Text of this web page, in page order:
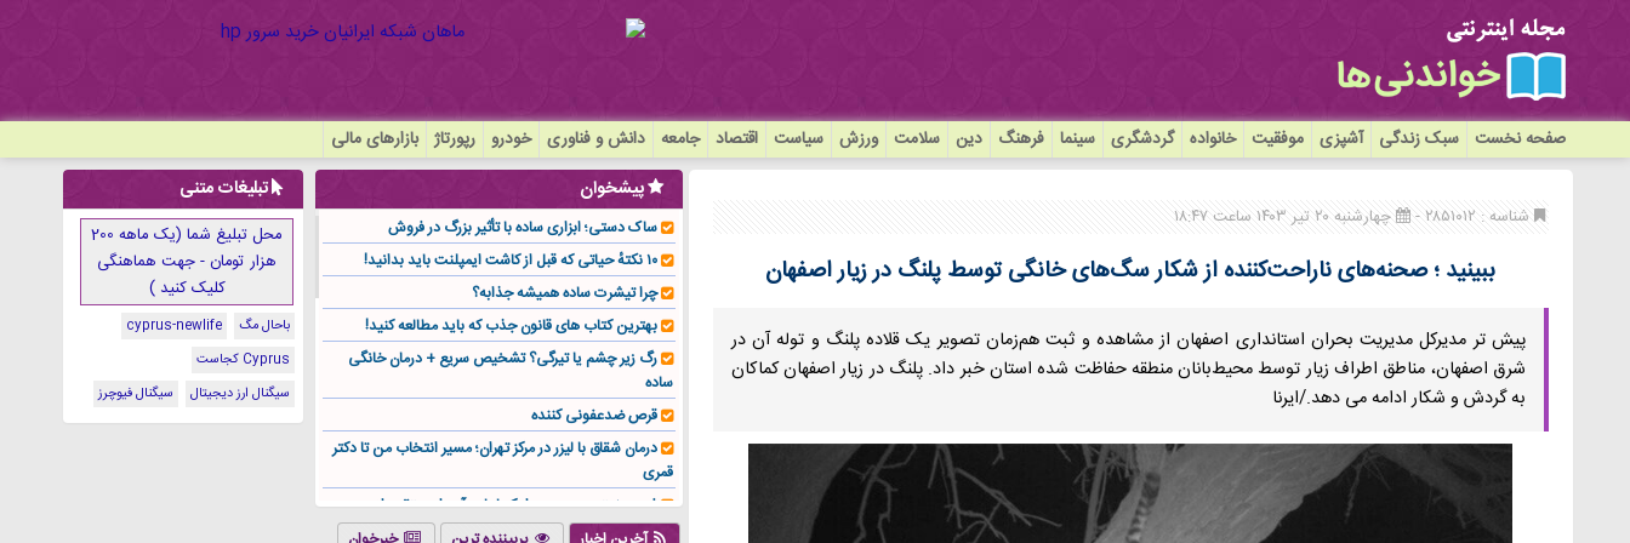
صفحه نخست سبک زندگی آشپزی موفقیت خانواده گردشگری سینما فرهنگ دین سلامت ورزش سیاست اقتصاد جامعه دانش و فناوری خودرو رپورتاژ بازارهای مالی
شناسه : ۲۸۵۱۰۱۲ - چهارشنبه ۲۰ تیر ۱۴۰۳ ساعت ۱۸:۴۷
ببینید ؛ صحنه‌های ناراحت‌کننده از شکار سگ‌های خانگی توسط پلنگ در زیار اصفهان
پیش تر مدیرکل مدیریت بحران استانداری اصفهان از مشاهده و ثبت هم‌زمان تصویر یک قلاده پلنگ و توله آن در
شرق اصفهان، مناطق اطراف زیار توسط محیط‌بانان منطقه حفاظت شده استان خبر داد. پلنگ در زیار اصفهان کماکان
به گردش و شکار ادامه می دهد./ایرنا
پیشخوان
ساک دستی؛ ابزاری ساده با تأثیر بزرگ در فروش
۱۰ نکتهٔ حیاتی که قبل از کاشت ایمپلنت باید بدانید!
چرا تیشرت ساده همیشه جذابه؟
بهترین کتاب های قانون جذب که باید مطالعه کنید!
رگ زیر چشم یا تیرگی؟ تشخیص سریع + درمان خانگی
ساده
قرص ضدعفونی کننده
درمان شقاق با لیزر در مرکز تهران؛ مسیر انتخاب من تا دکتر
قمری
فوم صنعتی چیست و از کجا باید آن را مستقیم از
تولیدکننده تهیه کرد؟
تبلیغات متنی
محل تبلیغ شما (یک ماهه 200
هزار تومان - جهت هماهنگی
کلیک کنید )
باحال مگ
cyprus-newlife
Cyprus کجاست
سیگنال ارز دیجیتال
سیگنال فیوچرز